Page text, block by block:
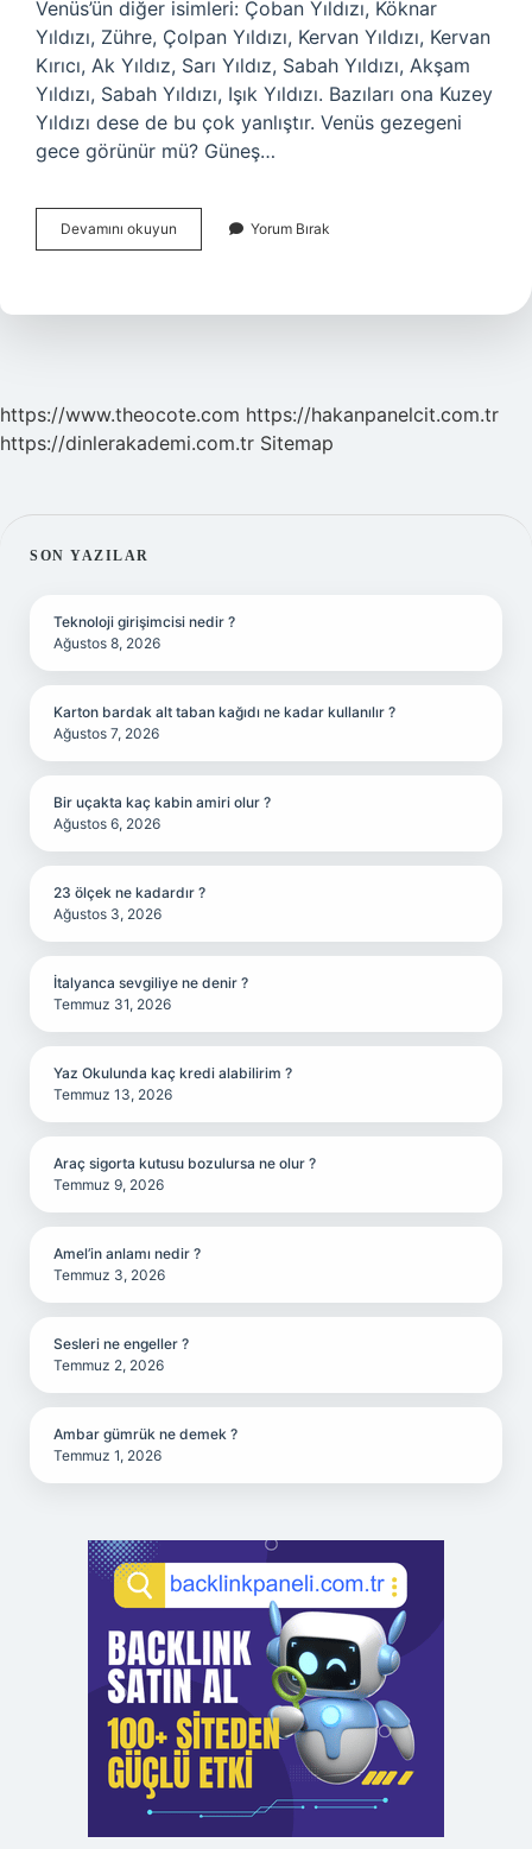
Venüs’ün diğer isimleri: Çoban Yıldızı, Köknar
Yıldızı, Zühre, Çolpan Yıldızı, Kervan Yıldızı, Kervan
Kırıcı, Ak Yıldız, Sarı Yıldız, Sabah Yıldızı, Akşam
Yıldızı, Sabah Yıldızı, Işık Yıldızı. Bazıları ona Kuzey
Yıldızı dese de bu çok yanlıştır. Venüs gezegeni
gece görünür mü? Güneş…
Devamını okuyun
Yıldızı
Gezegen
Yorum Bırak
https://www.theocote.com https://hakanpanelcit.com.tr
https://dinlerakademi.com.tr Sitemap
SIDEBAR
SON YAZILAR
Teknoloji girişimcisi nedir ?
Ağustos 8, 2026
Karton bardak alt taban kağıdı ne kadar kullanılır ?
Ağustos 7, 2026
Bir uçakta kaç kabin amiri olur ?
Ağustos 6, 2026
23 ölçek ne kadardır ?
Ağustos 3, 2026
İtalyanca sevgiliye ne denir ?
Temmuz 31, 2026
Yaz Okulunda kaç kredi alabilirim ?
Temmuz 13, 2026
Araç sigorta kutusu bozulursa ne olur ?
Temmuz 9, 2026
Amel’in anlamı nedir ?
Temmuz 3, 2026
Sesleri ne engeller ?
Temmuz 2, 2026
Ambar gümrük ne demek ?
Temmuz 1, 2026